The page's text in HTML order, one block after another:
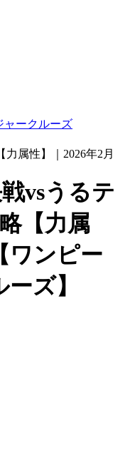
ャークルーズ
属性】｜2026年2月
vsうるテ
【力属
ワンピー
ズ】